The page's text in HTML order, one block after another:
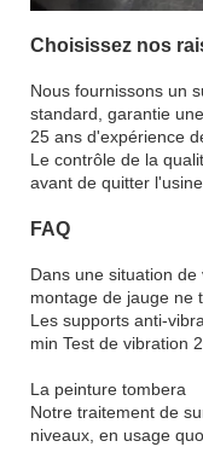
Choisissez nos
Nous fournissons un
standard, garantie
25 ans d'expérience
Le contrôle de la
avant de quitter
FAQ
Dans une situation de
montage de jauge ne
Les supports anti-
min Test de vibration
La peinture tombera
Notre traitement de
niveaux, en usage